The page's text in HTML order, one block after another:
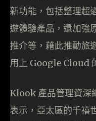
新功能，包括整理超
遊體驗產品，還加強
推介等，藉此推動旅
用上 Google Cloud
Klook 產品管理資深
表示，亞太區的千禧